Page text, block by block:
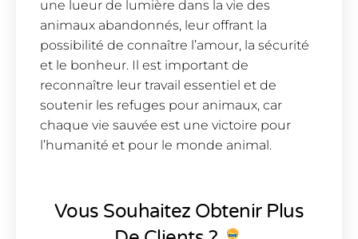
une lueur de lumière dans la vie des
animaux abandonnés, leur offrant la
possibilité de connaître l’amour, la sécurité
et le bonheur. Il est important de
reconnaître leur travail essentiel et de
soutenir les refuges pour animaux, car
chaque vie sauvée est une victoire pour
l’humanité et pour le monde animal.
Vous Souhaitez Obtenir Plus